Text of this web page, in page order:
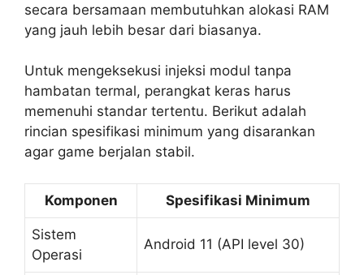
secara bersamaan membutuhkan alokasi RAM
yang jauh lebih besar dari biasanya.
Untuk mengeksekusi injeksi modul tanpa
hambatan termal, perangkat keras harus
memenuhi standar tertentu. Berikut adalah
rincian spesifikasi minimum yang disarankan
agar game berjalan stabil.
Komponen Spesifikasi Minimum
Sistem
Operasi
Android 11 (API level 30)